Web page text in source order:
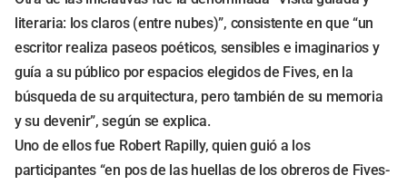
literaria: los claros (entre nubes)”, consistente en que “un
escritor realiza paseos poéticos, sensibles e imaginarios y
guía a su público por espacios elegidos de Fives, en la
búsqueda de su arquitectura, pero también de su memoria
y su devenir”, según se explica.
Uno de ellos fue Robert Rapilly, quien guió a los
participantes “en pos de las huellas de los obreros de Fives-